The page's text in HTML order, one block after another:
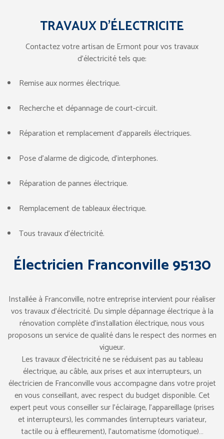
TRAVAUX D’ÉLECTRICITE
Contactez votre artisan de Ermont pour vos travaux
d’électricité tels que:
Remise aux normes électrique.
Recherche et dépannage de court-circuit.
Réparation et remplacement d’appareils électriques.
Pose d’alarme de digicode, d’interphones.
Réparation de pannes électrique.
Remplacement de tableaux électrique.
Tous travaux d’électricité.
Électricien Franconville 95130
Installée à Franconville, notre entreprise intervient pour réaliser
vos travaux d’électricité. Du simple dépannage électrique à la
rénovation complète d’installation électrique, nous vous
proposons un service de qualité dans le respect des normes en
vigueur.
Les travaux d’électricité ne se réduisent pas au tableau
électrique, au câble, aux prises et aux interrupteurs, un
électricien de Franconville vous accompagne dans votre projet
en vous conseillant, avec respect du budget disponible. Cet
expert peut vous conseiller sur l’éclairage, l’appareillage (prises
et interrupteurs), les commandes (interrupteurs variateur,
tactile ou à effleurement), l’automatisme (domotique)…